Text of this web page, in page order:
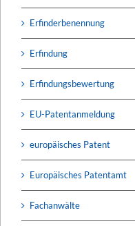
Erfinderbenennung
Erfindung
Erfindungsbewertung
EU-Patentanmeldung
europäisches Patent
Europäisches Patentamt
Fachanwälte